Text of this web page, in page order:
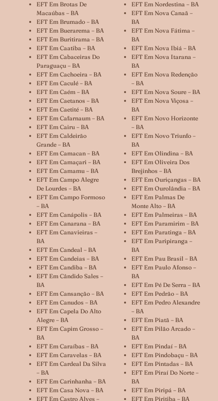
EFT Em Brotas De
Macaúbas – BA
EFT Em Brumado – BA
EFT Em Buerarema – BA
EFT Em Buritirama – BA
EFT Em Caatiba – BA
EFT Em Cabaceiras Do
Paraguaçu – BA
EFT Em Cachoeira – BA
EFT Em Caculé – BA
EFT Em Caém – BA
EFT Em Caetanos – BA
EFT Em Caetité – BA
EFT Em Cafarnaum – BA
EFT Em Cairu – BA
EFT Em Caldeirão
Grande – BA
EFT Em Camacan – BA
EFT Em Camaçari – BA
EFT Em Camamu – BA
EFT Em Campo Alegre
De Lourdes – BA
EFT Em Campo Formoso
– BA
EFT Em Canápolis – BA
EFT Em Canarana – BA
EFT Em Canavieiras –
BA
EFT Em Candeal – BA
EFT Em Candeias – BA
EFT Em Candiba – BA
EFT Em Cândido Sales –
BA
EFT Em Cansanção – BA
EFT Em Canudos – BA
EFT Em Capela Do Alto
Alegre – BA
EFT Em Capim Grosso –
BA
EFT Em Caraíbas – BA
EFT Em Caravelas – BA
EFT Em Cardeal Da Silva
– BA
EFT Em Carinhanha – BA
EFT Em Casa Nova – BA
EFT Em Castro Alves –
EFT Em Nordestina – BA
EFT Em Nova Canaã –
BA
EFT Em Nova Fátima –
BA
EFT Em Nova Ibiá – BA
EFT Em Nova Itarana –
BA
EFT Em Nova Redenção
– BA
EFT Em Nova Soure – BA
EFT Em Nova Viçosa –
BA
EFT Em Novo Horizonte
– BA
EFT Em Novo Triunfo –
BA
EFT Em Olindina – BA
EFT Em Oliveira Dos
Brejinhos – BA
EFT Em Ouriçangas – BA
EFT Em Ourolândia – BA
EFT Em Palmas De
Monte Alto – BA
EFT Em Palmeiras – BA
EFT Em Paramirim – BA
EFT Em Paratinga – BA
EFT Em Paripiranga –
BA
EFT Em Pau Brasil – BA
EFT Em Paulo Afonso –
BA
EFT Em Pé De Serra – BA
EFT Em Pedrão – BA
EFT Em Pedro Alexandre
– BA
EFT Em Piatã – BA
EFT Em Pilão Arcado –
BA
EFT Em Pindaí – BA
EFT Em Pindobaçu – BA
EFT Em Pintadas – BA
EFT Em Piraí Do Norte –
BA
EFT Em Piripá – BA
EFT Em Piritiba – BA